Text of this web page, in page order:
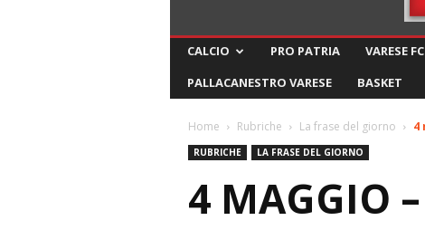
CALCIO PRO PATRIA VARESE FC
PALLACANESTRO VARESE
BASKET
Home Rubriche La frase del giorno 4
RUBRICHE LA FRASE DEL GIORNO
4 MAGGIO